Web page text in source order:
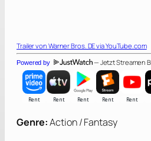
Trailer von Warner Bros. DEvia YouTube.com
Powered by — Jetzt Streamen
Genre:Action / Fantasy